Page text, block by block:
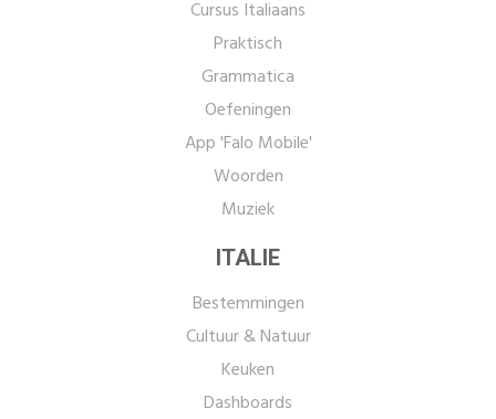
Cursus Italiaans
Praktisch
Grammatica
Oefeningen
App 'Falo Mobile'
Woorden
Muziek
ITALIE
Bestemmingen
Cultuur & Natuur
Keuken
Dashboards